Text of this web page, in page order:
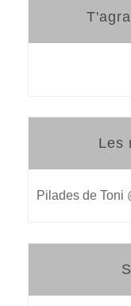
Les
Pilades de Toni